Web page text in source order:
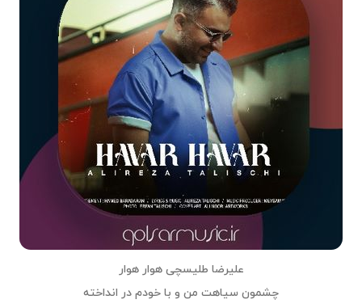
علیرضا طلیسچی هوار هوار
چشمون سیاهت من و با خودم در انداخته